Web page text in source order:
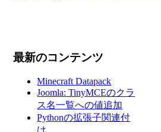
最新のコンテンツ
Minecraft Datapack
Joomla: TinyMCEのクラ
ス名一覧への値追加
Pythonの拡張子関連付